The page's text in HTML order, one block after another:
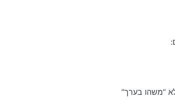
“משהו בערך”